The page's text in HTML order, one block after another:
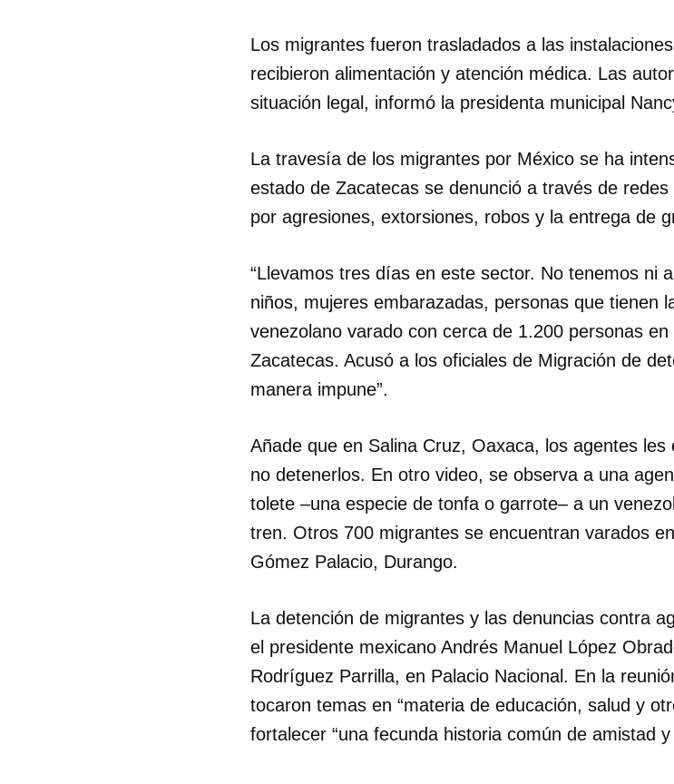
Los migrantes fueron trasladados a las
recibieron alimentación y atención médica. Las
situación legal, informó la presidenta municipal
La travesía de los migrantes por México se ha
estado de Zacatecas se denunció a través de
por agresiones, extorsiones, robos y la entrega de
“Llevamos tres días en este sector. No tenemos ni
niños, mujeres embarazadas, personas que tienen
venezolano varado con cerca de 1.200 personas
Zacatecas. Acusó a los oficiales de Migración de
manera impune”.
Añade que en Salina Cruz, Oaxaca, los agentes
no detenerlos. En otro video, se observa a una
tolete –una especie de tonfa o garrote– a un
tren. Otros 700 migrantes se encuentran varados
Gómez Palacio, Durango.
La detención de migrantes y las denuncias contra
el presidente mexicano Andrés Manuel López
Rodríguez Parrilla, en Palacio Nacional. En la
tocaron temas en “materia de educación, salud y
fortalecer “una fecunda historia común de amistad y